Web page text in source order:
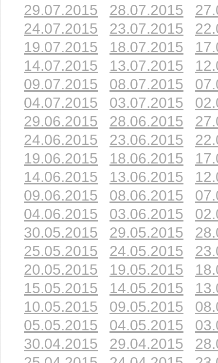
29.07.2015
28.07.2015
24.07.2015
23.07.2015
19.07.2015
18.07.2015
14.07.2015
13.07.2015
09.07.2015
08.07.2015
04.07.2015
03.07.2015
29.06.2015
28.06.2015
24.06.2015
23.06.2015
19.06.2015
18.06.2015
14.06.2015
13.06.2015
09.06.2015
08.06.2015
04.06.2015
03.06.2015
30.05.2015
29.05.2015
25.05.2015
24.05.2015
20.05.2015
19.05.2015
15.05.2015
14.05.2015
10.05.2015
09.05.2015
05.05.2015
04.05.2015
30.04.2015
29.04.2015